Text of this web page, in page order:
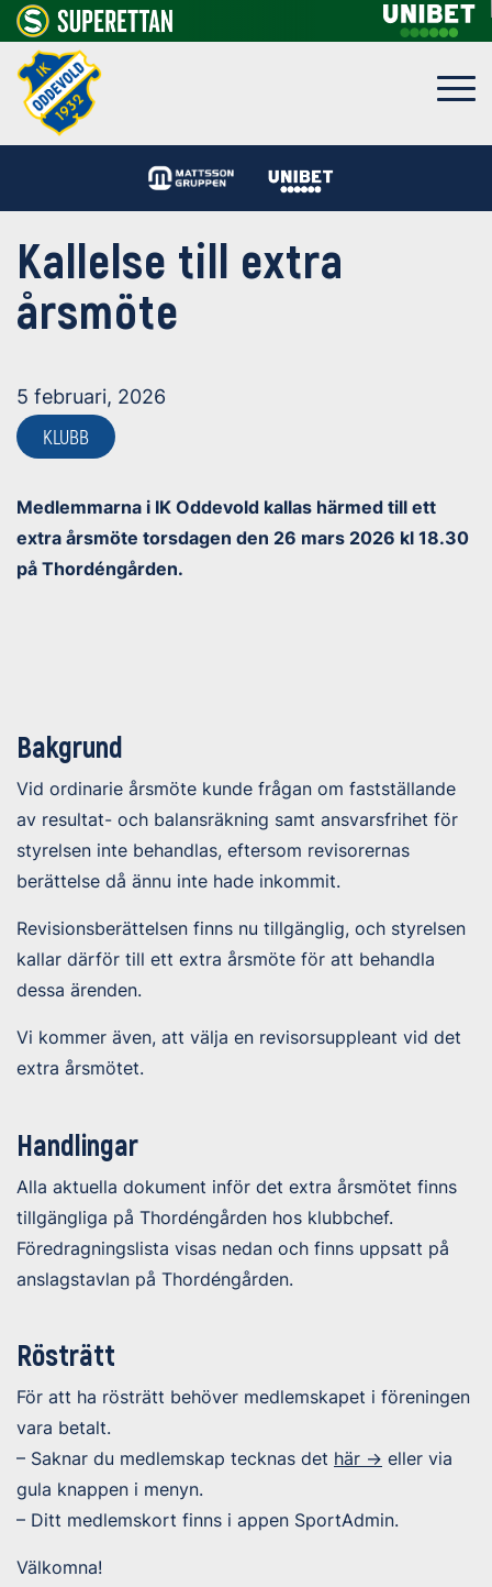
Kallelse till extra
årsmöte
5 februari, 2026
KLUBB
Medlemmarna i IK Oddevold kallas härmed till ett
extra årsmöte torsdagen den 26 mars 2026 kl 18.30
på Thordéngården.
Bakgrund
Vid ordinarie årsmöte kunde frågan om fastställande
av resultat- och balansräkning samt ansvarsfrihet för
styrelsen inte behandlas, eftersom revisorernas
berättelse då ännu inte hade inkommit.
Revisionsberättelsen finns nu tillgänglig, och styrelsen
kallar därför till ett extra årsmöte för att behandla
dessa ärenden.
Vi kommer även, att välja en revisorsuppleant vid det
extra årsmötet.
Handlingar
Alla aktuella dokument inför det extra årsmötet finns
tillgängliga på Thordéngården hos klubbchef.
Föredragningslista visas nedan och finns uppsatt på
anslagstavlan på Thordéngården.
Rösträtt
För att ha rösträtt behöver medlemskapet i föreningen
vara betalt.
– Saknar du medlemskap tecknas det här -> eller via
gula knappen i menyn.
– Ditt medlemskort finns i appen SportAdmin.
Välkomna!